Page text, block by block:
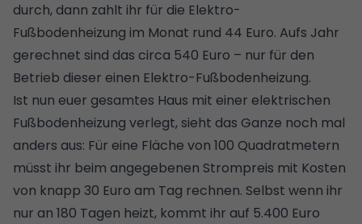
durch, dann zahlt ihr für die Elektro-
Fußbodenheizung im Monat rund 44 Euro. Aufs Jahr
gerechnet sind das circa 540 Euro – nur für den
Betrieb dieser einen Elektro-Fußbodenheizung.
Ist nun euer gesamtes Haus mit einer elektrischen
Fußbodenheizung verlegt, sieht das Ganze noch mal
anders aus: Für eine Fläche von 100 Quadratmetern
müsst ihr beim angegebenen Strompreis mit Kosten
von knapp 30 Euro am Tag rechnen. Selbst wenn ihr
nur an 180 Tagen heizt, kommt ihr auf 5.400 Euro